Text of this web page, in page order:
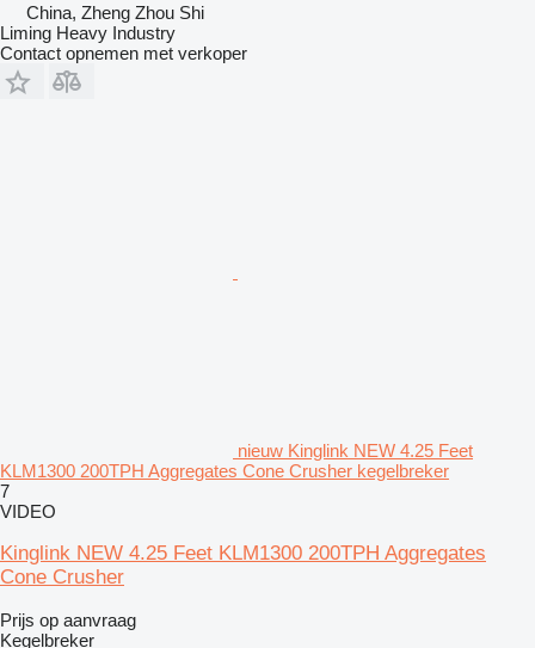
China, Zheng Zhou Shi
Liming Heavy Industry
Contact opnemen met verkoper
nieuw Kinglink NEW 4.25 Feet
KLM1300 200TPH Aggregates Cone Crusher kegelbreker
7
VIDEO
Kinglink NEW 4.25 Feet KLM1300 200TPH Aggregates
Cone Crusher
Prijs op aanvraag
Kegelbreker